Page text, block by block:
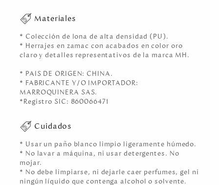
Materiales
* Colección de lona de alta densidad (PU).
* Herrajes en zamac con acabados en color oro
claro y detalles representativos de la marca MH.
* PAIS DE ORIGEN: CHINA.
* FABRICANTE Y/O IMPORTADOR:
MARROQUINERA SAS.
*Registro SIC: 860066471
Cuidados
* Usar un paño blanco limpio ligeramente húmedo.
* No lavar a máquina, ni usar detergentes. No
mojar.
* No debe limpiarse, ni dejarle caer perfumes, gel ni
ningún líquido que contenga alcohol o solvente.